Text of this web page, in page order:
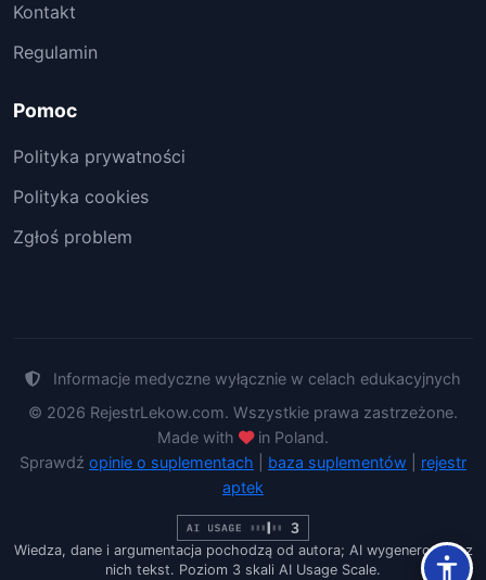
Kontakt
Regulamin
Pomoc
Polityka prywatności
Polityka cookies
Zgłoś problem
Informacje medyczne wyłącznie w celach edukacyjnych
© 2026 RejestrLekow.com. Wszystkie prawa zastrzeżone.
Made with
in Poland.
Sprawdź opinie o suplementach baza suplementów
rejestr
aptek
Wiedza, dane i argumentacja pochodzą od autora; AI wygenerowało z
nich tekst. Poziom 3 skali AI Usage Scale.